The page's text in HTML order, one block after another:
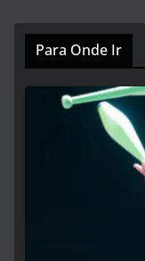
Para Onde Ir